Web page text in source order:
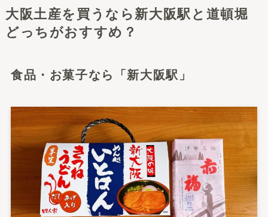
大阪土産を買うなら新大阪駅と道頓堀
どっちがおすすめ？
食品・お菓子なら「新大阪駅」